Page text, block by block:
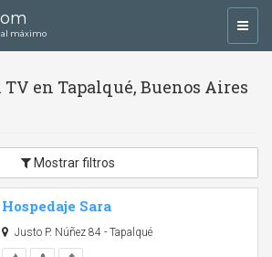
al máximo
TV en Tapalqué, Buenos Aires
Mostrar filtros
Hospedaje Sara
Justo P. Núñez 84 - Tapalqué